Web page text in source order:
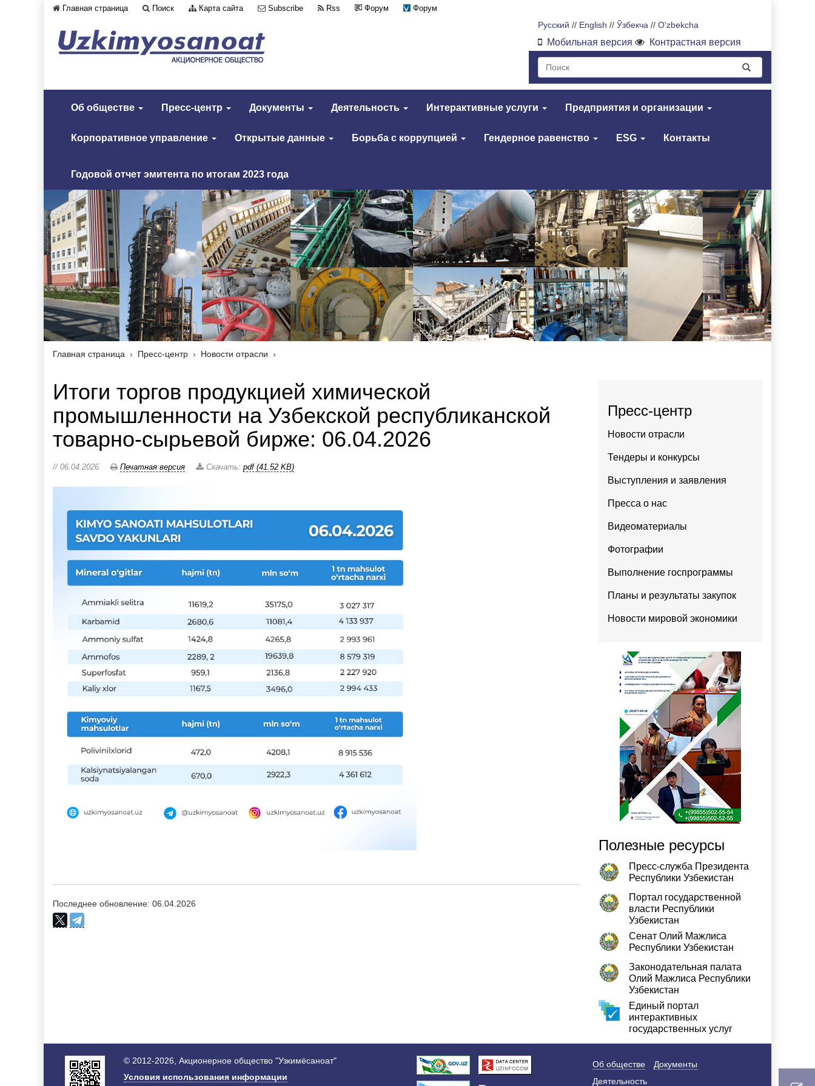
Главная страница Поиск Карта сайта Subscribe Rss Форум
Форум
Русский // English // Ўзбекча // O'zbekcha
Мобильная версия Контрастная версия
Об обществе Пресс-центр Документы Деятельность Интерактивные услуги Предприятия и организации
Корпоративное управление Открытые данные Борьба с коррупцией Гендерное равенство ESG Контакты
Годовой отчет эмитента по итогам 2023 года
Главная страница Пресс-центр Новости отрасли
Итоги торгов продукцией химической
промышленности на Узбекской республиканской
товарно-сырьевой бирже: 06.04.2026
// 06.04.2026 Печатная версия Скачать: pdf (41.52 KB)
Последнее обновление: 06.04.2026
Пресс-центр
Новости отрасли
Тендеры и конкурсы
Выступления и заявления
Пресса о нас
Видеоматериалы
Фотографии
Выполнение госпрограммы
Планы и результаты закупок
Новости мировой экономики
Полезные ресурсы
Пресс-служба Президента
Республики Узбекистан
Портал государственной
власти Республики
Узбекистан
Сенат Олий Мажлиса
Республики Узбекистан
Законодательная палата
Олий Мажлиса Республики
Узбекистан
Единый портал
интерактивных
государственных услуг
© 2012-2026, Акционерное общество "Узкимёсаноат"
Условия использования информации
Об обществе
Документы
Деятельность